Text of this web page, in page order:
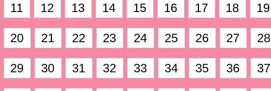
11 12 13 14 15 16 17 18 19
20 21 22 23 24 25 26 27 28
29 30 31 32 33 34 35 36 37